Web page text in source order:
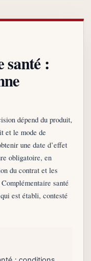
santé :
dépend du produit,
et le mode de
une date d’effet
obligatoire, en
du contrat et les
santé
est établi, contesté